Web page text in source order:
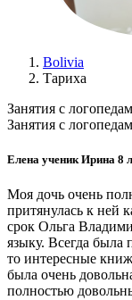
Bolivia
Тариха
Занятия с
Занятия с
Елена ученик Ирина 8
Моя дочь очень
притянулась к ней
срок Ольга
языку. Всегда была
то интересные
была очень
полностью